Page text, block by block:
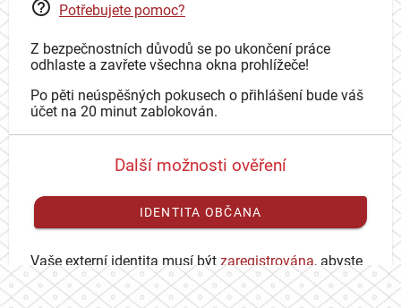
Potřebujete pomoc?
Z bezpečnostních důvodů se po ukončení práce
odhlaste a zavřete všechna okna prohlížeče!
Po pěti neúspěšných pokusech o přihlášení bude váš
účet na 20 minut zablokován.
Další možnosti ověření
IDENTITA OBČANA
Vaše externí identita musí být zaregistrována, abyste
se mohli přihlásit ke svému CAS účtu.